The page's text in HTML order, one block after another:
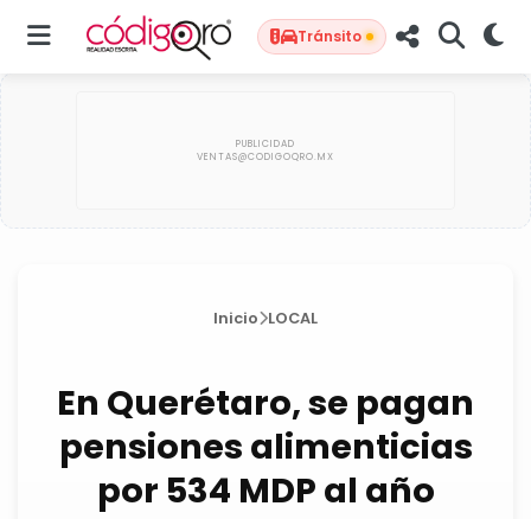
Tránsito
Inicio LOCAL
En Querétaro, se pagan
pensiones alimenticias
por 534 MDP al año